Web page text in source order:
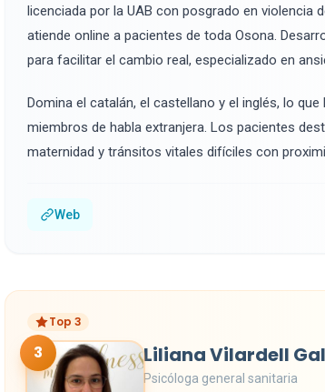
licenciada por la UAB con posgrado en violencia
atiende online a pacientes de toda Osona.
para facilitar el cambio real, especializado en
Domina el catalán, el castellano y el inglés, lo
miembros de habla extranjera. Los pacientes
maternidad y tránsitos vitales difíciles con
Web
Top 3
3 Liliana Vilardell
Psicóloga general sanitaria